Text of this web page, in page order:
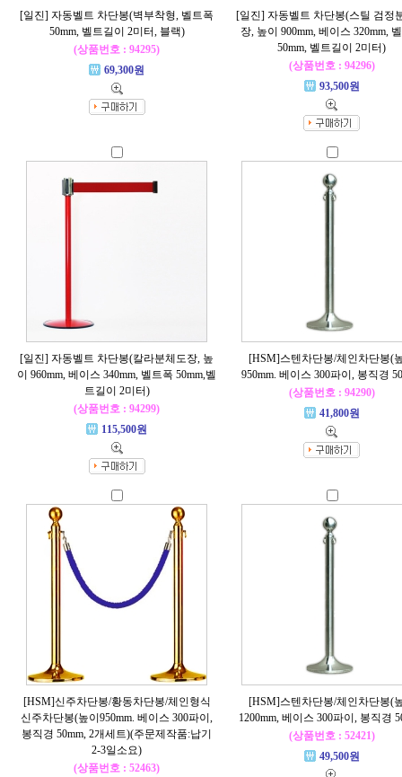
[일진] 자동벨트 차단봉(벽부착형, 벨트폭
50mm, 벨트길이 2미터, 블랙)
(상품번호 : 94295)
69,300원
[일진] 자동벨트 차단봉(스틸 검정
장, 높이 900mm, 베이스 320mm,
50mm, 벨트길이 2미터)
(상품번호 : 94296)
93,500원
[일진] 자동벨트 차단봉(칼라분체도장, 높
이 960mm, 베이스 340mm, 벨트폭 50mm,벨
트길이 2미터)
(상품번호 : 94299)
115,500원
[HSM]스텐차단봉/체인차단봉(
950mm. 베이스 300파이, 봉직경
(상품번호 : 94290)
41,800원
[HSM]신주차단봉/황동차단봉/체인형식
신주차단봉(높이950mm. 베이스 300파이,
봉직경 50mm, 2개세트)(주문제작품:납기
2-3일소요)
(상품번호 : 52463)
[HSM]스텐차단봉/체인차단봉(
1200mm, 베이스 300파이, 봉직경
(상품번호 : 52421)
49,500원